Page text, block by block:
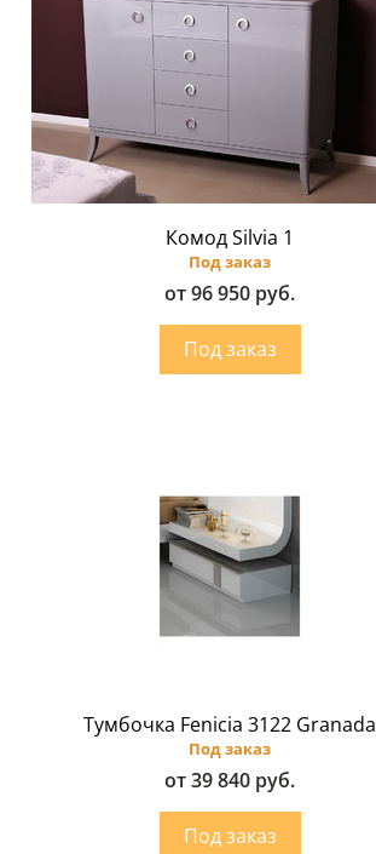
Комод Silvia 1
Под заказ
от 96 950 руб.
Тумбочка Fenicia 3122 Granada
Под заказ
от 39 840 руб.